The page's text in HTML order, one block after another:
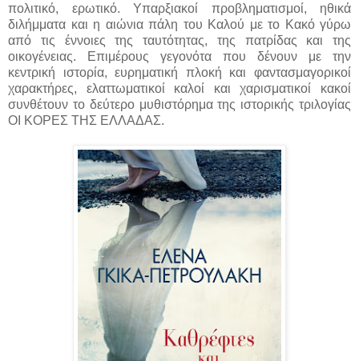
πολιτικό, ερωτικό. Υπαρξιακοί προβληματισμοί, ηθικά
διλήμματα και η αιώνια πάλη του Καλού με το Κακό γύρω
από τις έννοιες της ταυτότητας, της πατρίδας και της
οικογένειας. Επιμέρους γεγονότα που δένουν με την
κεντρική ιστορία, ευρηματική πλοκή και φαντασμαγορικοί
χαρακτήρες, ελαττωματικοί καλοί και χαρισματικοί κακοί
συνθέτουν το δεύτερο μυθιστόρημα της ιστορικής τριλογίας
ΟΙ ΚΟΡΕΣ ΤΗΣ ΕΛΛΑΔΑΣ.